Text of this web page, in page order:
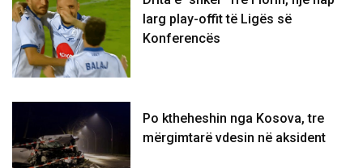
larg play-offit të Ligës së
Konferencës
Po ktheheshin nga Kosova, tre
mërgimtarë vdesin në aksident